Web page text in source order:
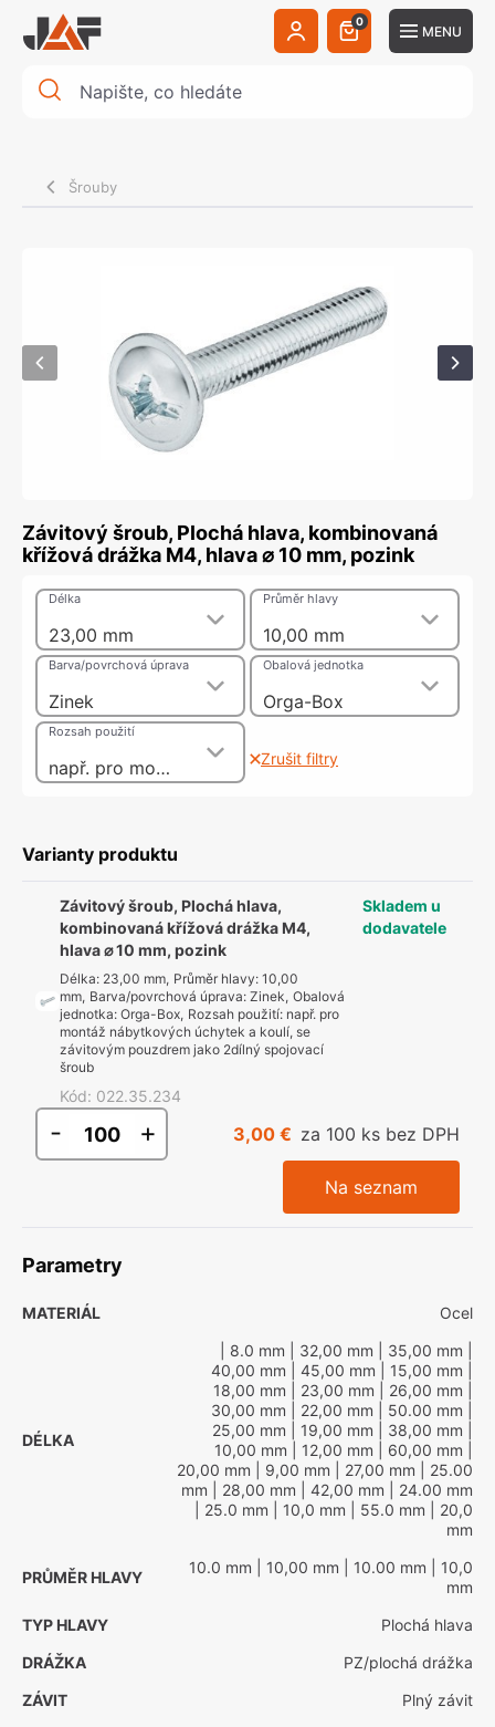
0
MENU
Šrouby
Závitový šroub, Plochá hlava, kombinovaná
křížová drážka M4, hlava ⌀ 10 mm, pozink
23,00 mm
Délka
10,00 mm
Průměr hlavy
Zinek
Barva/povrchová úprava
Orga-Box
Obalová jednotka
např. pro montáž nábytkových úchytek a koulí, se závitovým pouzdrem jako 2dílný spojovací šroub
Rozsah použití
Zrušit filtry
Varianty produktu
Závitový šroub, Plochá hlava,
kombinovaná křížová drážka M4,
hlava ⌀ 10 mm, pozink
Délka: 23,00 mm, Průměr hlavy: 10,00
mm, Barva/povrchová úprava: Zinek, Obalová
jednotka: Orga-Box, Rozsah použití: např. pro
montáž nábytkových úchytek a koulí, se
závitovým pouzdrem jako 2dílný spojovací
šroub
Kód: 022.35.234
Skladem u
dodavatele
- + 3,00 € za 100 ks bez DPH
Na seznam
Parametry
MATERIÁL Ocel
DÉLKA
| 8.0 mm | 32,00 mm | 35,00 mm
40,00 mm | 45,00 mm | 15,00 mm
18,00 mm | 23,00 mm | 26,00 mm
30,00 mm | 22,00 mm | 50.00 mm
25,00 mm | 19,00 mm | 38,00 mm
10,00 mm | 12,00 mm | 60,00 mm
20,00 mm | 9,00 mm | 27,00 mm | 25.00
mm | 28,00 mm | 42,00 mm | 24.00 mm
| 25.0 mm | 10,0 mm | 55.0 mm | 20,0
mm
PRŮMĚR HLAVY
10.0 mm | 10,00 mm | 10.00 mm | 10,0
mm
TYP HLAVY
Plochá hlava
DRÁŽKA
PZ/plochá drážka
ZÁVIT
Plný závit